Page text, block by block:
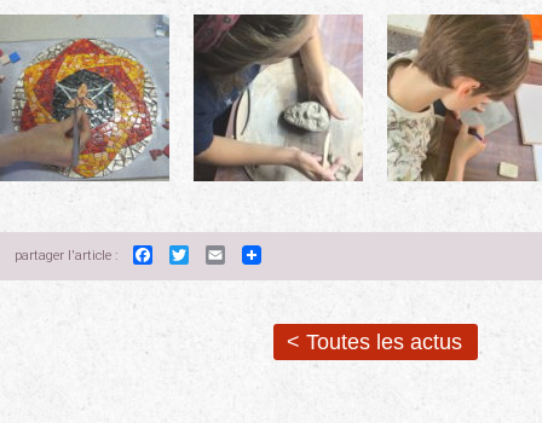
partager l'article : Facebook
TwitterEmail
< Toutes les actus